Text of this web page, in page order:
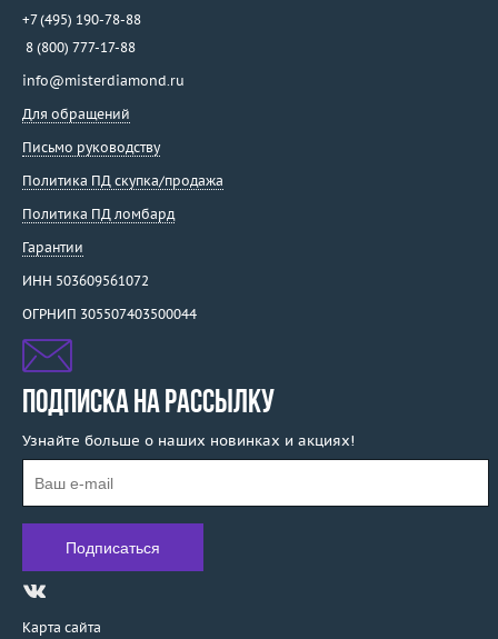
+7 (495) 190-78-88
8 (800) 777-17-88
info@misterdiamond.ru
Для обращений
Письмо руководству
Политика ПД скупка/продажа
Политика ПД ломбард
Гарантии
ИНН 503609561072
ОГРНИП 305507403500044
ПОДПИСКА НА РАССЫЛКУ
Узнайте больше о наших новинках и акциях!
Карта сайта